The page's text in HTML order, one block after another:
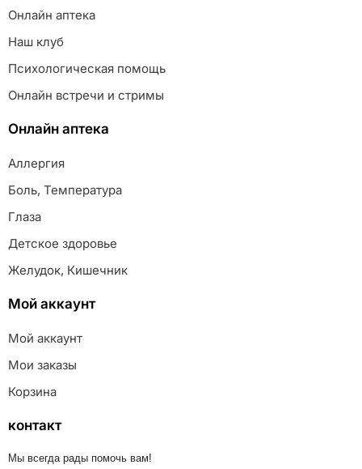
Онлайн аптека
Наш клуб
Психологическая помощь
Онлайн встречи и стримы
Онлайн аптека
Аллергия
Боль, Температура
Глаза
Детское здоровье
Желудок, Кишечник
Мой аккаунт
Мой аккаунт
Мои заказы
Корзина
контакт
Мы всегда рады помочь вам!